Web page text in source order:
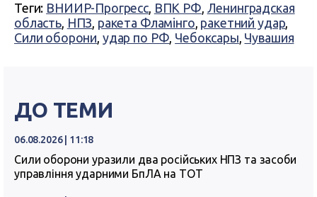
Теги: ВНИИР-Прогресс, ВПК РФ, Ленинградская
область, НПЗ, ракета Фламінго, ракетний удар,
Сили оборони, удар по РФ, Чебоксары, Чувашия
ДО ТЕМИ
06.08.2026 | 11:18
Сили оборони уразили два російських НПЗ та засоби
управління ударними БпЛА на ТОТ